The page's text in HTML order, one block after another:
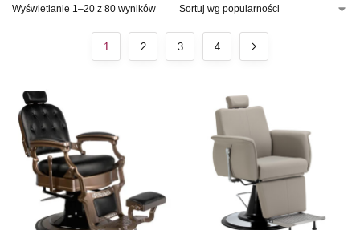
Wyświetlanie 1–20 z 80 wyników
1 2 3 4